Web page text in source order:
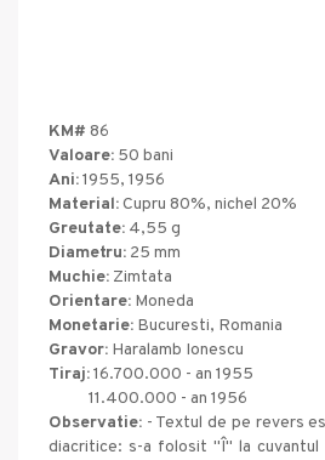
KM# 86
Valoare: 50 bani
Ani:1955, 1956
Material:Cupru 80%, nichel 20%
Greutate: 4,55 g
Diametru: 25 mm
Muchie: Zimtata
Orientare: Moneda
Monetarie: Bucuresti, Romania
Gravor: Haralamb Ionescu
Tiraj:16.700.000 - an 1955
11.400.000 - an 1956
Observatie: - Textul de pe revers
diacritice: s-a folosit "Î" la cuvantul